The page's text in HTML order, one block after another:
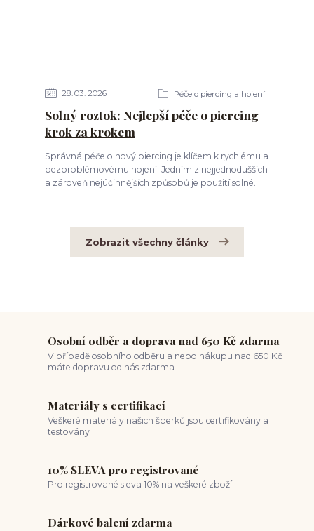
28 03 2026 Péče o piercing a hojení
Solný roztok: Nejlepší péče o piercing
krok za krokem
Správná péče o nový piercing je klíčem k rychlému a
bezproblémovému hojení. Jedním z nejjednodušších
a zároveň nejúčinnějších způsobů je použití solné...
Zobrazit všechny články
Osobní odběr a doprava nad 650 Kč zdarma
V případě osobního odběru a nebo nákupu nad 650 Kč
máte dopravu od nás zdarma
Materiály s certifikací
Veškeré materiály našich šperků jsou certifikovány a
testovány
10% SLEVA pro registrované
Pro registrované sleva 10% na veškeré zboží
Dárkové balení zdarma